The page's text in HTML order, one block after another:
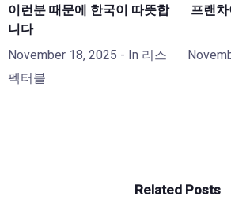
이런분 때문에 한국이 따뜻합
니다
November 18, 2025 - In 리스
펙터블
프랜
Related Posts